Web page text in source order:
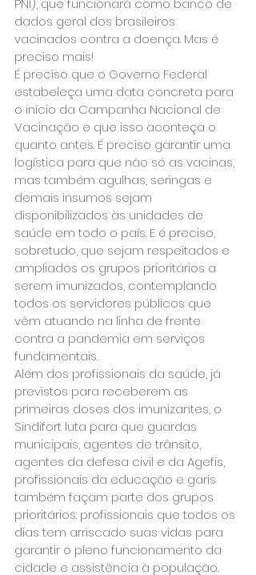
PNI), que funcionará como banco de
dados geral dos brasileiros
vacinados contra a doença. Mas é
preciso mais!
É preciso que o Governo Federal
estabeleça uma data concreta para
o início da Campanha Nacional de
Vacinação e que isso aconteça o
quanto antes. É preciso garantir uma
logística para que não só as vacinas,
mas também agulhas, seringas e
demais insumos sejam
disponibilizados às unidades de
saúde em todo o país. E é preciso,
sobretudo, que sejam respeitados e
ampliados os grupos prioritários a
serem imunizados, contemplando
todos os servidores públicos que
vêm atuando na linha de frente
contra a pandemia em serviços
fundamentais.
Além dos profissionais da saúde, já
previstos para receberem as
primeiras doses dos imunizantes, o
Sindifort luta para que guardas
municipais, agentes de trânsito,
agentes da defesa civil e da Agefis,
profissionais da educação e garis
também façam parte dos grupos
prioritários: profissionais que todos os
dias tem arriscado suas vidas para
garantir o pleno funcionamento da
cidade e assistência à população.